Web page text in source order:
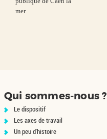
mer
Qui sommes-nous ?
Le dispositif
Les axes de travail
Un peu d'histoire